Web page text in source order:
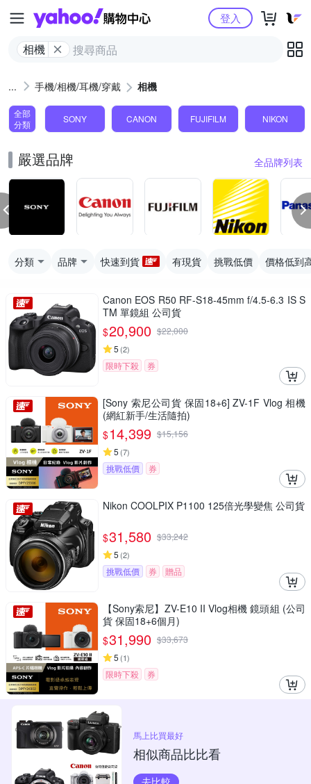
Yahoo購物中心
相機
登入
手機/相機/耳機/穿戴 相機
全部
分類
SONY CANON FUJIFILM NIKON
嚴選品牌 全品牌列表
分類 品牌 快速到貨 有現貨 挑戰低價 價格低到
Canon EOS R50 RF-S18-45mm f/4.5-6.3 IS S
TM 單鏡組 公司貨
$20,900 $22,000
5 (2)
限時下殺 券
[Sony 索尼公司貨 保固18+6] ZV-1F Vlog 相機
(網紅新手/生活隨拍)
$14,399 $15,156
5 (7)
挑戰低價 券
Nikon COOLPIX P1100 125倍光學變焦 公司貨
$31,580 $33,242
5 (2)
挑戰低價 券 贈品
【Sony索尼】ZV-E10 II Vlog相機 鏡頭組 (公司
貨 保固18+6個月)
$31,990 $33,673
5 (1)
限時下殺 券
馬上比買最好
相似商品比比看